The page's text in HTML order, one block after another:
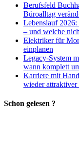
Berufsfeld
Büroalltag
Lebenslauf
– und welche
Elektriker für
einplanen
Legacy-System
wann komplett
Karriere mit
wieder attraktiver
Schon gelesen ?